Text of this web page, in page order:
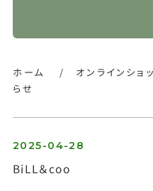
ホーム / オンラインショ
らせ
2025-04-28
BiLL＆coo